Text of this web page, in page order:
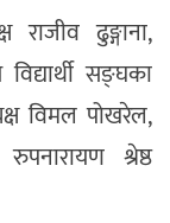
ढुङ्गाना,
सङ्घका
विमल पोखरेल,
श्रेष्ठ